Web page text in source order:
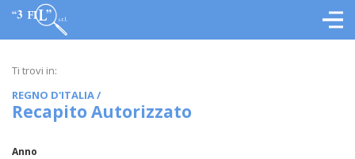
Ti trovi in:
REGNO D'ITALIA/
Recapito Autorizzato
Anno